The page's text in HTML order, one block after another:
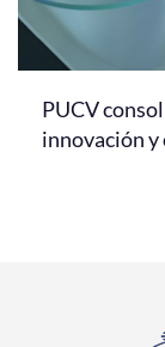
PUCV
innovación y